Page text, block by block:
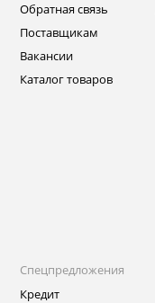
Обратная связь
Поставщикам
Вакансии
Каталог товаров
Спецпредложения
Кредит